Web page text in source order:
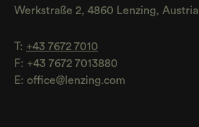
Werkstraße 2, 4860 Lenzing, Austria
T: +43 7672 7010
F: +43 7672 7013880
E: office@lenzing.com